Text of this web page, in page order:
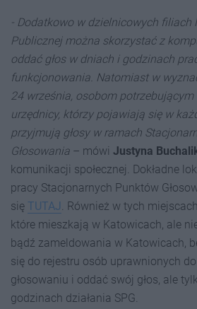
- Dodatkowo w dzielnicowych
Publicznej można skorzystać z
oddać głos w dniach i godzinach
funkcjonowania. Natomiast w
24 września, osobom
urzędnicy, którzy pojawiają się w
przyjmują głosy w ramach
Głosowania – mówi Justyna
komunikacji społecznej. Dokładne
pracy Stacjonarnych Punktów
się TUTAJ. Również w tych
które mieszkają w Katowicach, ale
bądź zameldowania w Katowicach,
się do rejestru osób uprawnionych
głosowaniu i oddać swój głos, ale
godzinach działania SPG.